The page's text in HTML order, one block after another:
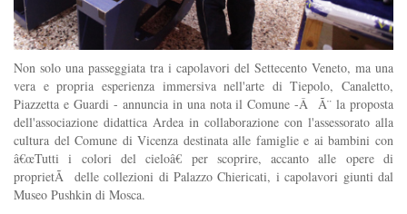
Non solo una passeggiata tra i capolavori del Settecento Veneto, ma una
vera e propria esperienza immersiva nell'arte di Tiepolo, Canaletto,
Piazzetta e Guardi - annuncia in una nota il Comune -Â Ã¨ la proposta
dell'associazione didattica Ardea in collaborazione con l'assessorato alla
cultura del Comune di Vicenza destinata alle famiglie e ai bambini con
â€œTutti i colori del cieloâ€ per scoprire, accanto alle opere di
proprietÃ delle collezioni di Palazzo Chiericati, i capolavori giunti dal
Museo Pushkin di Mosca.